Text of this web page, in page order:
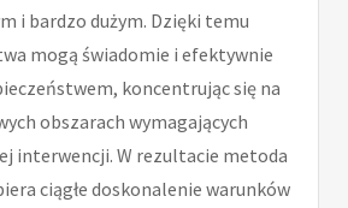
i bardzo dużym. Dzięki temu
mogą świadomie i efektywnie
koncentrując się na
obszarach wymagających
interwencji. W rezultacie metoda
ciągłe doskonalenie warunków